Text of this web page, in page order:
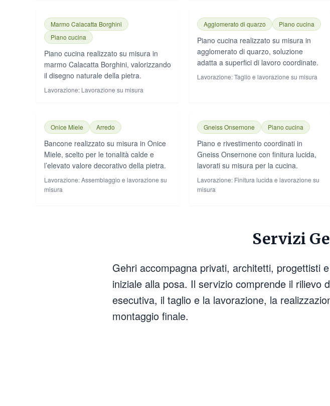
Marmo Calacatta Borghini
Piano cucina
Piano cucina realizzato su misura in
marmo Calacatta Borghini, valorizzando
il disegno naturale della pietra.
Lavorazione: Lavorazione su misura
Agglomerato di quarzo Piano cucina
Piano cucina realizzato su misura in
agglomerato di quarzo, soluzione
adatta a superfici di lavoro coordinate.
Lavorazione:Taglio e lavorazione su misura
Onice Miele Arredo
Bancone realizzato su misura in Onice
Miele, scelto per le tonalità calde e
l’elevato valore decorativo della pietra.
Lavorazione:Assemblaggio e lavorazione su
misura
Gneiss Onsernone Piano cucina
Piano e rivestimento coordinati in
Gneiss Onsernone con finitura lucida,
lavorati su misura per la cucina.
Lavorazione: Finitura lucida e lavorazione su
misura
Servizi
Gehri accompagna privati, architetti, progettisti
iniziale alla posa. Il servizio comprende il
esecutiva, il taglio e la lavorazione, la
montaggio finale.